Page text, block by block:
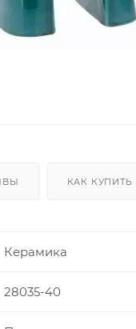
КАК КУПИТЬ
Керамика
28035-40